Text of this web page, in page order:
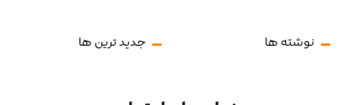
نوشته ها جدید ترین ها